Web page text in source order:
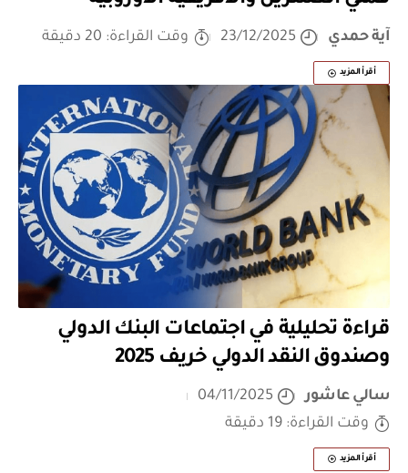
آية حمدي 23/12/2025 وقت القراءة: 20 دقيقة
أقرأ المزيد
قراءة تحليلية في اجتماعات البنك الدولي
وصندوق النقد الدولي خريف 2025
سالي عاشور
04/11/2025
وقت القراءة: 19 دقيقة
أقرأ المزيد